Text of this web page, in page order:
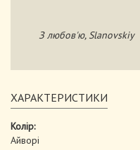
З любов'ю, Slanovskiy
ХАРАКТЕРИСТИКИ
Колір:
Айворі